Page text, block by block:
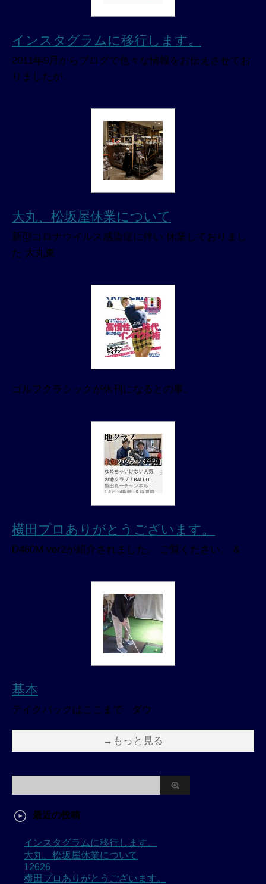
インスタグラムに移行します。
2011年9月からブログで色々な情報をお伝えさせてお
りましたが、
大丸、松坂屋休業について
新型コロナウイルス感染症に伴い 休業しておりまし
た 大丸東
ゴルフクラシックが休刊になるとの事。
横田プロありがとうございます。
D460M ver2が紹介されました。 ご覧ください。 &
基本
テイクバックはここまで ダウ
→もっと見る
最近の投稿
インスタグラムに移行します。
大丸、松坂屋休業について
12626
横田プロありがとうございます。